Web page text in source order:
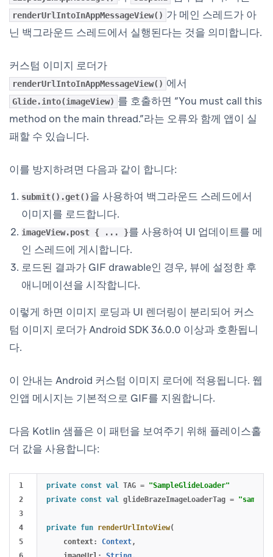
renderUrlIntoInAppMessageView() 가 메인 스레드가 아
닌 백그라운드 스레드에서 실행된다는 것을 의미합니다.
커스텀 이미지 로더가
renderUrlIntoInAppMessageView() 에서
Glide.into(imageView) 를 호출하면 “You must call this
method on the main thread.”라는 오류와 함께 앱이 실
패할 수 있습니다.
이를 방지하려면 다음과 같이 합니다:
submit().get()을 사용하여 백그라운드 스레드에서
이미지를 로드합니다.
imageView.post { ... }를 사용하여 UI 업데이트를 메
인 스레드에 게시합니다.
로드된 결과가 GIF drawable인 경우, 뷰에 설정한 후
애니메이션을 시작합니다.
이렇게 하면 이미지 로딩과 UI 렌더링이 분리되어 커스
텀 이미지 로더가 Android SDK 36.0.0 이상과 호환됩니
다.
이 안내는 Android 커스텀 이미지 로더에 적용됩니다. 웹
인앱 메시지는 기본적으로 GIF를 지원합니다.
다음 Kotlin 샘플은 이 패턴을 보여주기 위해 플레이스홀
더 값을 사용합니다:
1
2
3
4
5
private const val TAG = "SampleGlideLoader"
private const val glideBrazeImageLoaderTag =
private fun renderUrlIntoView(
context: Context,